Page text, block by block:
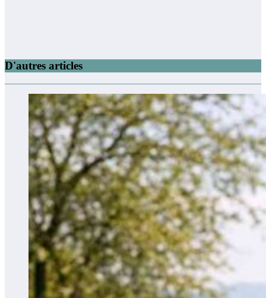
D'autres articles